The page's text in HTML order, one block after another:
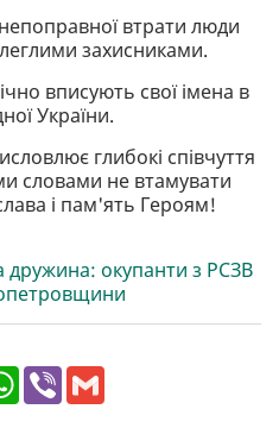
втрати люди
захисниками.
вписують свої імена в
України.
глибокі співчуття
словами не втамувати
і пам'ять Героям!
дружина: окупанти з РСЗВ
W
h
a
V
b